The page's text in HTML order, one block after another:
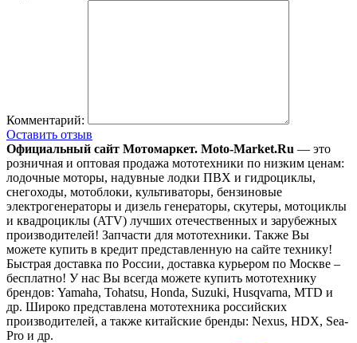
Комментарий:
Оставить отзыв
Официальный сайт Мотомаркет. Moto-Market.Ru — это
розничная и оптовая продажа мототехники по низким ценам:
лодочные моторы, надувные лодки ПВХ и гидроциклы,
снегоходы, мотоблоки, культиваторы, бензиновые
электрогенераторы и дизель генераторы, скутеры, мотоциклы
и квадроциклы (ATV) лучших отечественных и зарубежных
производителей! Запчасти для мототехники. Также Вы
можете купить в кредит представленную на сайте технику!
Быстрая доставка по России, доставка курьером по Москве –
бесплатно! У нас Вы всегда можете купить мототехнику
брендов: Yamaha, Tohatsu, Honda, Suzuki, Husqvarna, MTD и
др. Широко представлена мототехника российских
производителей, а также китайские бренды: Nexus, HDX, Sea-
Pro и др.